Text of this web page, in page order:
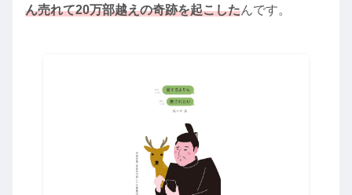
ん売れて20万部越えの奇跡を起こしたんです。